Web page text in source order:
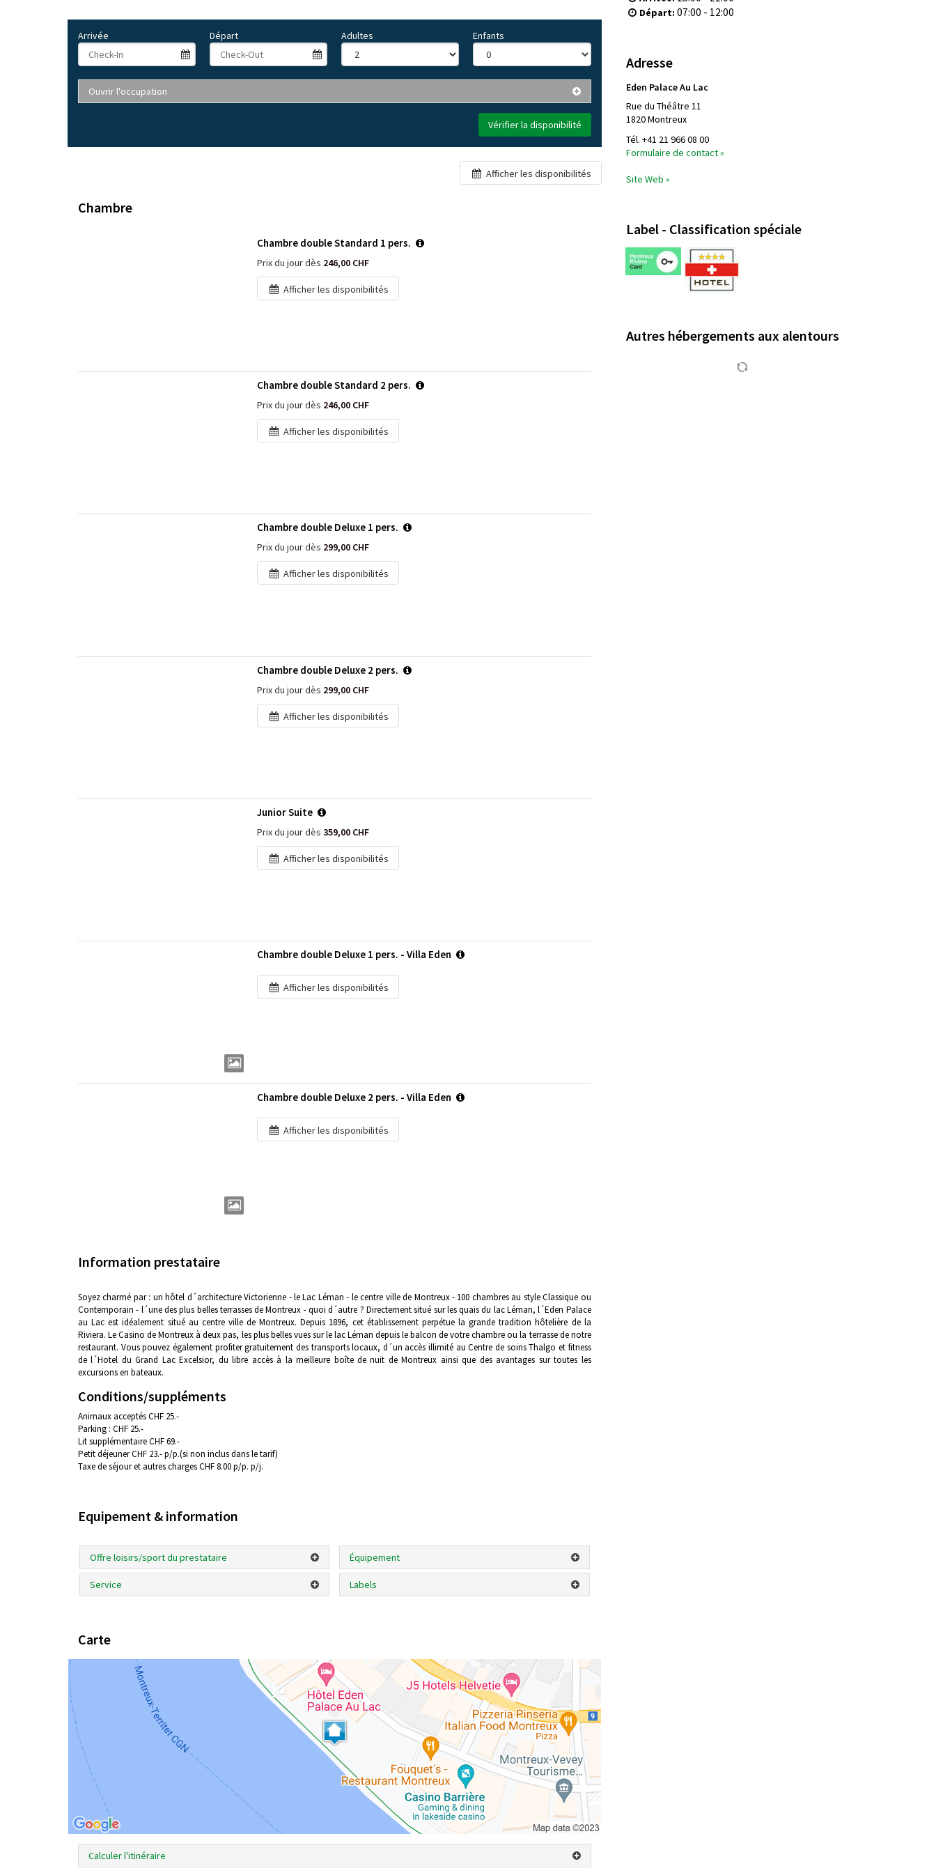
Arrivée Départ Adultes Enfants
Ouvrir l'occupation
Vérifier la disponibilité
Afficher les disponibilités
Chambre
Chambre double Standard 1 pers.
Prix du jour dès 246,00 CHF
Afficher les disponibilités
Chambre double Standard 2 pers.
Prix du jour dès 246,00 CHF
Afficher les disponibilités
Chambre double Deluxe 1 pers.
Prix du jour dès 299,00 CHF
Afficher les disponibilités
Chambre double Deluxe 2 pers.
Prix du jour dès 299,00 CHF
Afficher les disponibilités
Junior Suite
Prix du jour dès 359,00 CHF
Afficher les disponibilités
Chambre double Deluxe 1 pers. - Villa Eden
Afficher les disponibilités
Chambre double Deluxe 2 pers. - Villa Eden
Afficher les disponibilités
Information prestataire
Soyez charmé par : un hôtel d´architecture Victorienne - le Lac Léman - le centre ville de Montreux - 100 chambres au style Classique ou
Contemporain - l´une des plus belles terrasses de Montreux - quoi d´autre ? Directement situé sur les quais du lac Léman, l´Eden Palace
au Lac est idéalement situé au centre ville de Montreux. Depuis 1896, cet établissement perpétue la grande tradition hôtelière de la
Riviera. Le Casino de Montreux à deux pas, les plus belles vues sur le lac Léman depuis le balcon de votre chambre ou la terrasse de notre
restaurant. Vous pouvez également profiter gratuitement des transports locaux, d´un accès illimité au Centre de soins Thalgo et fitness
de l´Hotel du Grand Lac Excelsior, du libre accès à la meilleure boîte de nuit de Montreux ainsi que des avantages sur toutes les
excursions en bateaux.
Conditions/suppléments
Animaux acceptés CHF 25.-
Parking : CHF 25.-
Lit supplémentaire CHF 69.-
Petit déjeuner CHF 23.- p/p.(si non inclus dans le tarif)
Taxe de séjour et autres charges CHF 8.00 p/p. p/j.
Equipement & information
Offre loisirs/sport du prestataire Équipement
Service Labels
Carte
Calculer l'itinéraire
Départ: 07:00 - 12:00
Adresse
Eden Palace Au Lac
Rue du Théâtre 11
1820Montreux
Tél. +41 21 966 08 00
Formulaire de contact »
Site Web »
Label - Classification spéciale
Autres hébergements aux alentours